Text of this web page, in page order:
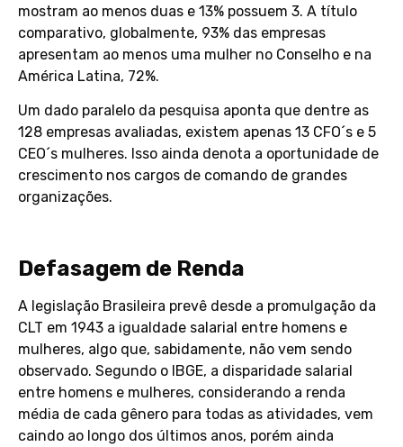
mostram ao menos duas e 13% possuem 3. A título
comparativo, globalmente, 93% das empresas
apresentam ao menos uma mulher no Conselho e na
América Latina, 72%.
Um dado paralelo da pesquisa aponta que dentre as
128 empresas avaliadas, existem apenas 13 CFO´s e 5
CEO´s mulheres. Isso ainda denota a oportunidade de
crescimento nos cargos de comando de grandes
organizações.
Defasagem de Renda
A legislação Brasileira prevê desde a promulgação da
CLT em 1943 a igualdade salarial entre homens e
mulheres, algo que, sabidamente, não vem sendo
observado. Segundo o IBGE, a disparidade salarial
entre homens e mulheres, considerando a renda
média de cada gênero para todas as atividades, vem
caindo ao longo dos últimos anos, porém ainda